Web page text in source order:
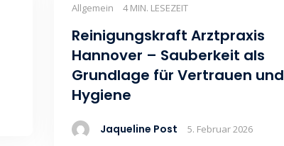
Allgemein 4 MIN. LESEZEIT
Reinigungskraft Arztpraxis
Hannover – Sauberkeit als
Grundlage für Vertrauen und
Hygiene
Jaqueline Post 5. Februar 2026